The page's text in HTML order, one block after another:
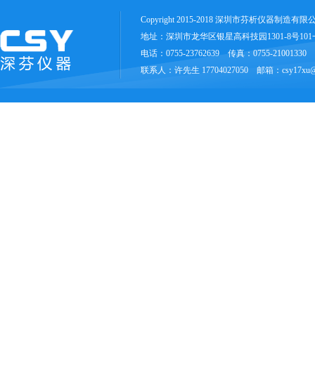
Copyright 2015-2018 深圳市芬析仪器制造有
地址：深圳市龙华区银星高科技园1301-8号101
电话：0755-23762639 传真：0755-21001330
联系人：许先生 17704027050 邮箱：